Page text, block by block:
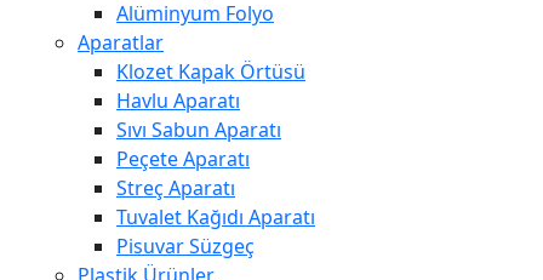
Alüminyum Folyo
Aparatlar
Klozet Kapak Örtüsü
Havlu Aparatı
Sıvı Sabun Aparatı
Peçete Aparatı
Streç Aparatı
Tuvalet Kağıdı Aparatı
Pisuvar Süzgeç